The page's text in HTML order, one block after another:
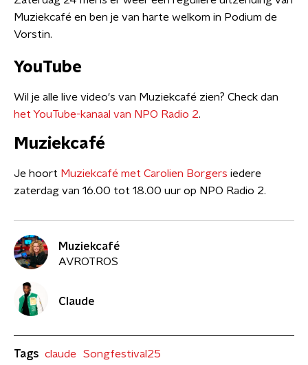
Muziekcafé en ben je van harte welkom in Podium de
Vorstin.
YouTube
Wil je alle live video's van Muziekcafé zien? Check dan
het YouTube-kanaal van NPO Radio 2.
Muziekcafé
Je hoort Muziekcafé met Carolien Borgers iedere
zaterdag van 16.00 tot 18.00 uur op NPO Radio 2.
Muziekcafé
AVROTROS
Claude
Tags claude
Songfestival25